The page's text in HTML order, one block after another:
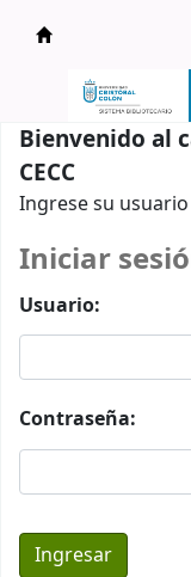
Catálogo en
Bienvenido al
CECC
Ingrese su
Iniciar
Usuario:
Contraseña: